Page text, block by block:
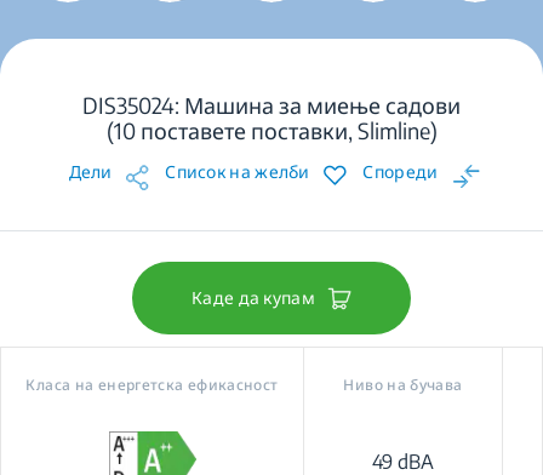
DIS35024: Машина за миење садови
(10 поставете поставки, Slimline)
Дели Список на желби Спореди
Каде да купам
Класа на енергетска ефикасност Ниво на бучава
49 dBA